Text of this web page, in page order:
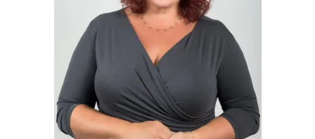
WIĘCEJ INFORMACJIO